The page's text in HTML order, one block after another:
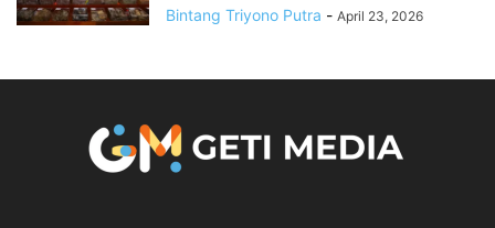
Bintang Triyono Putra - April 23, 2026